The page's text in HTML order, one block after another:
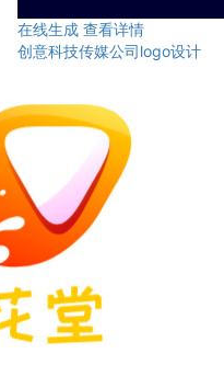
在线生成 查看详情
创意科技传媒公司logo设计